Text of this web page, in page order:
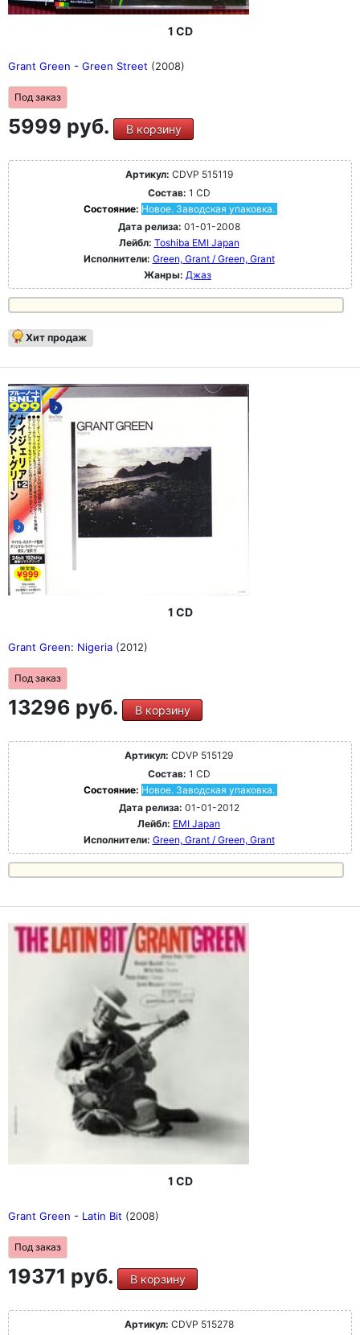
1 CD
Grant Green - Green Street (2008)
Под заказ
5999 руб. В корзину
Артикул: CDVP 515119
Состав: 1 CD
Состояние: Новое. Заводская упаковка.
Дата релиза: 01-01-2008
Лейбл: Toshiba EMI Japan
Исполнители: Green, Grant / Green, Grant
Жанры: Джаз
Хит продаж
1 CD
Grant Green: Nigeria (2012)
Под заказ
13296 руб. В корзину
Артикул: CDVP 515129
Состав: 1 CD
Состояние: Новое. Заводская упаковка.
Дата релиза: 01-01-2012
Лейбл: EMI Japan
Исполнители: Green, Grant / Green, Grant
1 CD
Grant Green - Latin Bit (2008)
Под заказ
19371 руб. В корзину
Артикул: CDVP 515278